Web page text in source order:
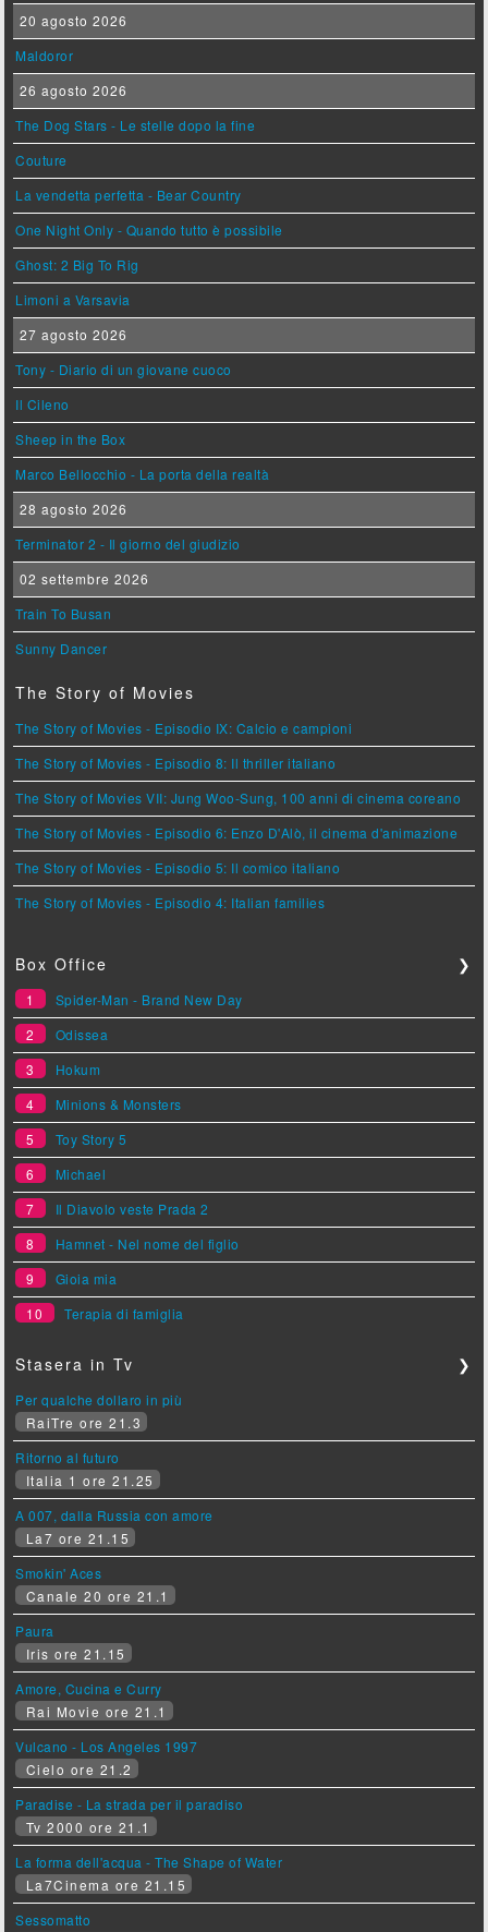
20 agosto 2026
Maldoror
26 agosto 2026
The Dog Stars - Le stelle dopo la fine
Couture
La vendetta perfetta - Bear Country
One Night Only - Quando tutto è possibile
Ghost: 2 Big To Rig
Limoni a Varsavia
27 agosto 2026
Tony - Diario di un giovane cuoco
Il Cileno
Sheep in the Box
Marco Bellocchio - La porta della realtà
28 agosto 2026
Terminator 2 - Il giorno del giudizio
02 settembre 2026
Train To Busan
Sunny Dancer
The Story of Movies
The Story of Movies - Episodio IX: Calcio e campioni
The Story of Movies - Episodio 8: Il thriller italiano
The Story of Movies VII: Jung Woo-Sung, 100 anni di cinema coreano
The Story of Movies - Episodio 6: Enzo D'Alò, il cinema d'animazione
The Story of Movies - Episodio 5: Il comico italiano
The Story of Movies - Episodio 4: Italian families
Box Office ❯
1
Spider-Man - Brand New Day
2
Odissea
3
Hokum
4
Minions & Monsters
5
Toy Story 5
6
Michael
7
Il Diavolo veste Prada 2
8
Hamnet - Nel nome del figlio
9
Gioia mia
10
Terapia di famiglia
Stasera in Tv ❯
Per qualche dollaro in più
RaiTre ore 21.3
Ritorno al futuro
Italia 1 ore 21.25
A 007, dalla Russia con amore
La7 ore 21.15
Smokin' Aces
Canale 20 ore 21.1
Paura
Iris ore 21.15
Amore, Cucina e Curry
Rai Movie ore 21.1
Vulcano - Los Angeles 1997
Cielo ore 21.2
Paradise - La strada per il paradiso
Tv 2000 ore 21.1
La forma dell'acqua - The Shape of Water
La7Cinema ore 21.15
Sessomatto